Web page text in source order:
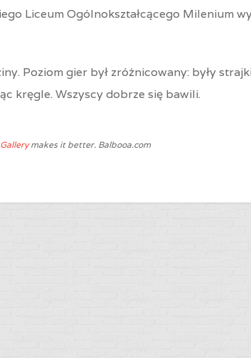
Liceum Ogólnokształcącego Milenium
Poziom gier był zróżnicowany: były
kręgle. Wszyscy dobrze się bawili.
makes it better. Balbooa.com